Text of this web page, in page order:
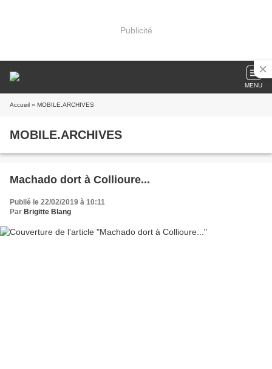
Publicité
MENU
Accueil » MOBILE.ARCHIVES
MOBILE.ARCHIVES
Machado dort à Collioure...
Publié le 22/02/2019 à 10:11
Par Brigitte Blang